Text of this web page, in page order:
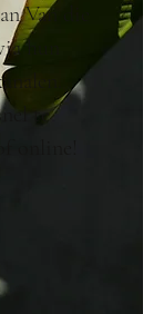
Van die
hun
te
online!